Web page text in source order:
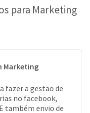
para Marketing
Marketing
fazer a gestão de
no facebook,
também envio de